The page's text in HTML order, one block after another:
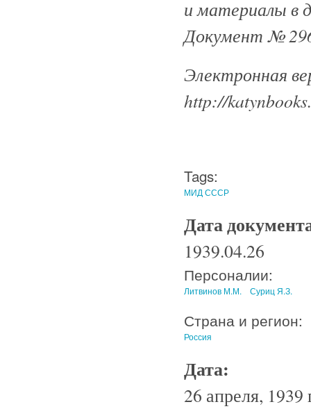
и материалы в
Документ №
Электронная
http://
Tags:
МИД СССР
Дата
1939.04.26
Персоналии:
Литвинов М.М. Суриц Я.З.
Страна и регион:
Россия
Дата:
26 апреля, 1939